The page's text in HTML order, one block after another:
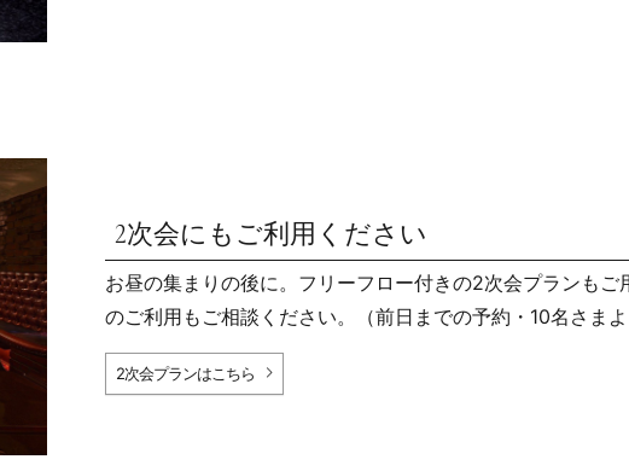
2次会にもご利用ください
お昼の集まりの後に。フリーフロー付きの2次会プランも
のご利用もご相談ください。（前日までの予約・10名さまよ
2次会プランはこちら